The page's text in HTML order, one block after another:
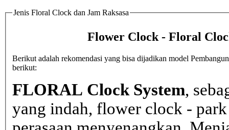
Jenis Floral Clock dan Jam Raksasa
Flower Clock - Floral
Berikut adalah rekomendasi yang bisa dijadikan model
berikut:
FLORAL Clock System,
yang indah, flower clock -